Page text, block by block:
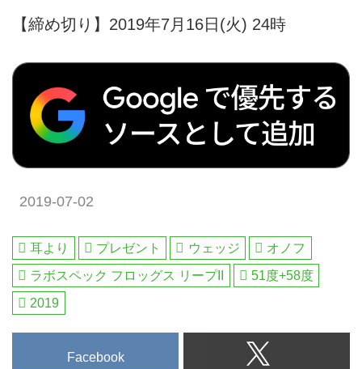
【締め切り】2019年7月16日(火) 24時
2019-07-02
耳より プレゼント ウェッジ
オノフ
ラボスペック フロッグス リープII
51度+58度
2019
Facebook